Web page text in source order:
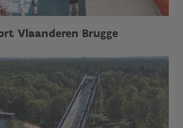
Vlaanderen Brugge